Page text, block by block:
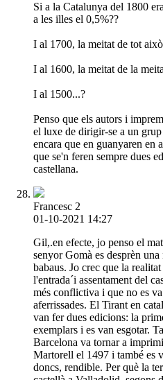
Si a la Catalunya del 1800
a les illes el 0,5%??
I al 1700, la meitat de tot
I al 1600, la meitat de la
I al 1500...?
Penso que els autors i
el luxe de dirigir-se a un
encara que en guanyaren en
que se'n feren sempre dues
castellana.
Francesc 2
01-10-2021 14:27
Gil,.en efecte, jo penso el
senyor Gomà es desprèn
babaus. Jo crec que la
l'entrada´i assentament del
més conflictiva i que no es
aferrissades. El Tirant en
van fer dues edicions: la
exemplars i es van esgotar.
Barcelona va tornar a
Martorell el 1497 i també es
doncs, rendible. Per què la